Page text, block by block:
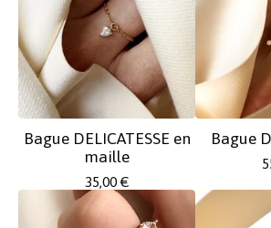
Bague DELICATESSE en
maille
35,00 €
Bague